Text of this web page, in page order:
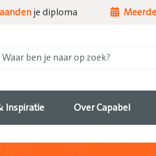
Waar ben je naar op zoek?
Inspiratie Over Capabel
je diploma